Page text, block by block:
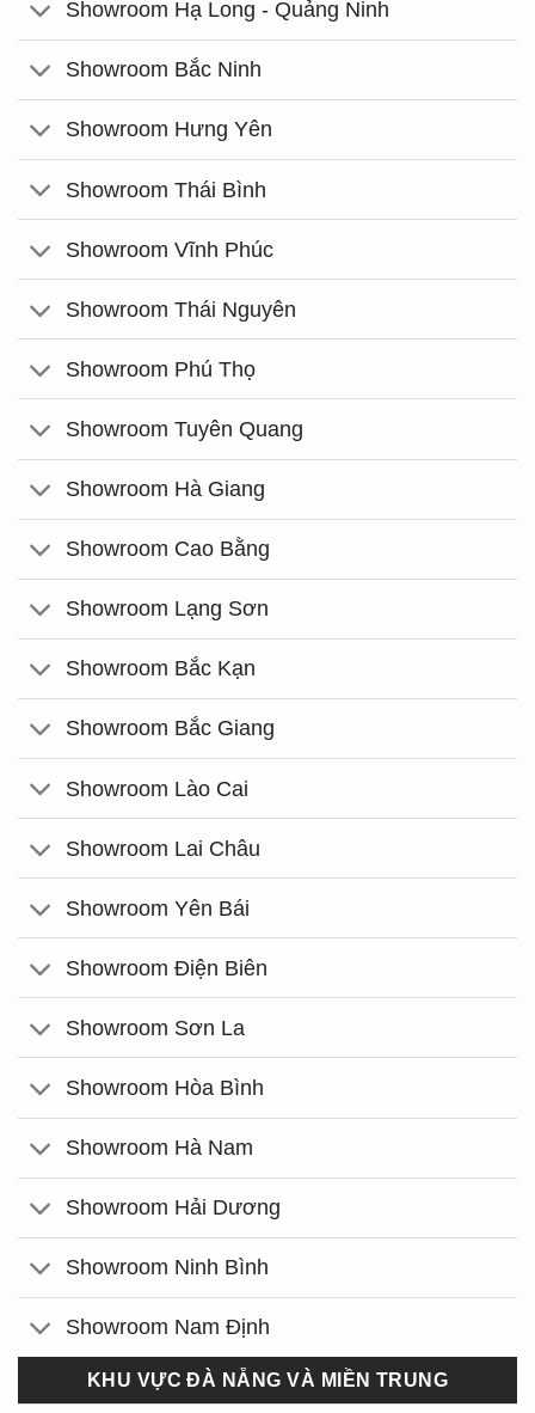
Showroom Hạ Long - Quảng Ninh
Showroom Bắc Ninh
Showroom Hưng Yên
Showroom Thái Bình
Showroom Vĩnh Phúc
Showroom Thái Nguyên
Showroom Phú Thọ
Showroom Tuyên Quang
Showroom Hà Giang
Showroom Cao Bằng
Showroom Lạng Sơn
Showroom Bắc Kạn
Showroom Bắc Giang
Showroom Lào Cai
Showroom Lai Châu
Showroom Yên Bái
Showroom Điện Biên
Showroom Sơn La
Showroom Hòa Bình
Showroom Hà Nam
Showroom Hải Dương
Showroom Ninh Bình
Showroom Nam Định
KHU VỰC ĐÀ NẴNG VÀ MIỀN TRUNG